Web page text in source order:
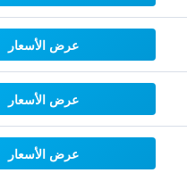
عرض الأسعار
عرض الأسعار
عرض الأسعار